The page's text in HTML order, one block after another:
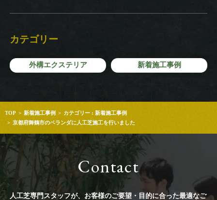
カテゴリー
外構エクステリア 新着施工事例
TOP 新着施工事例
カテゴリー : 新着施工事例
京都府舞鶴市のベランダに人工芝施工を行いました
Contact
人工芝専門スタッフが、お客様のご要望・目的に合った最適なご